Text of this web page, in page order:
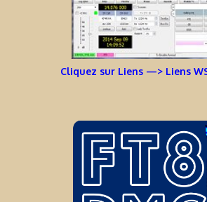
Cliquez sur Liens —> Liens